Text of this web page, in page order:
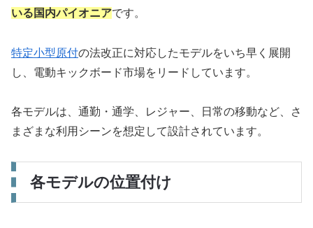
いる国内パイオニアです。
特定小型原付の法改正に対応したモデルをいち早く展開
し、電動キックボード市場をリードしています。
各モデルは、通勤・通学、レジャー、日常の移動など、さ
まざまな利用シーンを想定して設計されています。
各モデルの位置付け